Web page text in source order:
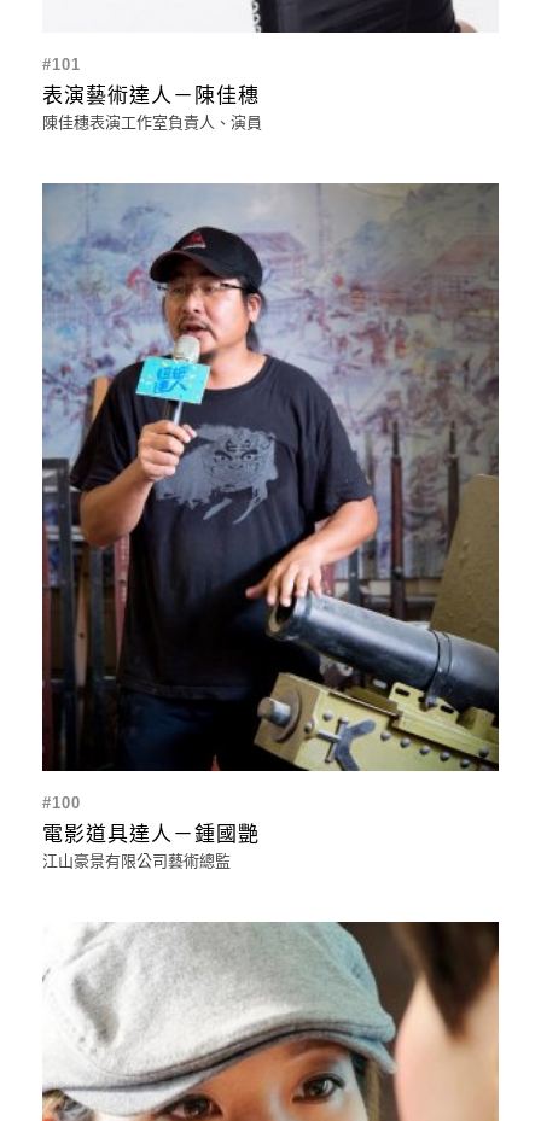
#101
表演藝術達人－陳佳穗
陳佳穗表演工作室負責人、演員
#100
電影道具達人－鍾國艷
江山豪景有限公司藝術總監